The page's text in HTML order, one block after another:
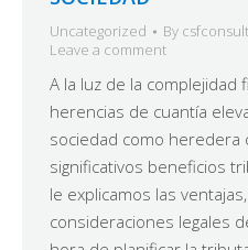
Uncategorized By
Leave a comment
A la luz de la complejidad
herencias de cuantía
sociedad como
significativos beneficios
le explicamos las
consideraciones legales